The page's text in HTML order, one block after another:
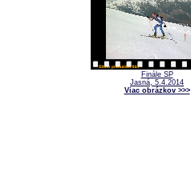
Finále SP
Jasná, 5.4.2014
Viac obrázkov >>>